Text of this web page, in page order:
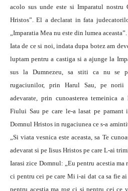
acolo sus unde este si Imparatul
Hristos”. El a declarat in fata
„Imparatia Mea nu este din lumea aceasta”.
Iata de ce si noi, indata dupa botez am
luptam pentru a castiga si a ajunge la
sus la Dumnezeu, sa stiti ca nu se
rugaciunilor, prin Harul Sau, pe norii
adevarate, prin cunoasterea temeinica
Fiului Sau pe care le-a lasat pe pamant
Domnul Hristos in rugaciunea ce s-a
„Si viata vesnica este aceasta, sa Te
adevarat si pe Iisus Hristos pe care L-ai
Iarasi zice Domnul: „Eu pentru acestia ma
ci pentru cei pe care Mi i-ai dat ca sa fie
pentru acestia ma rog ci si pentru cei ce